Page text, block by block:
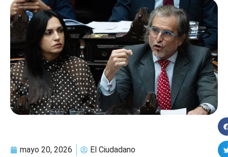
mayo 20, 2026 El Ciudadano